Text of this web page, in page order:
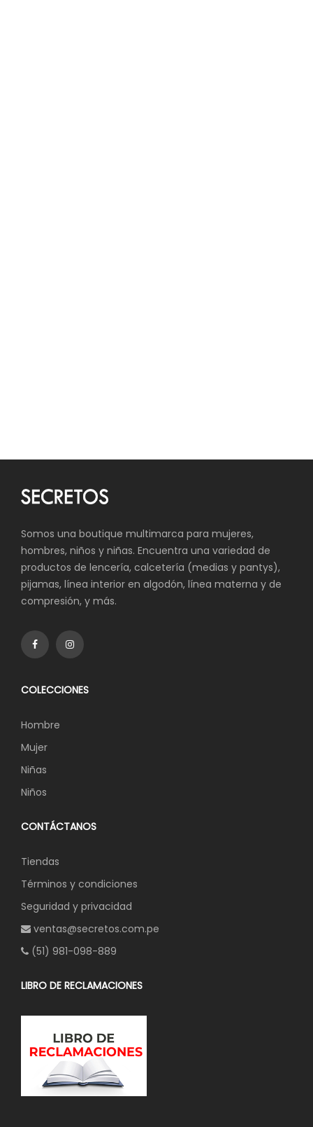
Somos una boutique multimarca para mujeres,
hombres, niños y niñas. Encuentra una variedad de
productos de lencería, calcetería (medias y pantys),
pijamas, línea interior en algodón, línea materna y de
compresión, y más.
COLECCIONES
Hombre
Mujer
Niñas
Niños
CONTÁCTANOS
Tiendas
Términos y condiciones
Seguridad y privacidad
ventas@secretos.com.pe
(51) 981-098-889
LIBRO DE RECLAMACIONES